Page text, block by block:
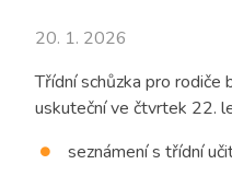
20. 1. 2026
Třídní schůzka pro rodiče
uskuteční ve čtvrtek 22.
seznámení s třídní